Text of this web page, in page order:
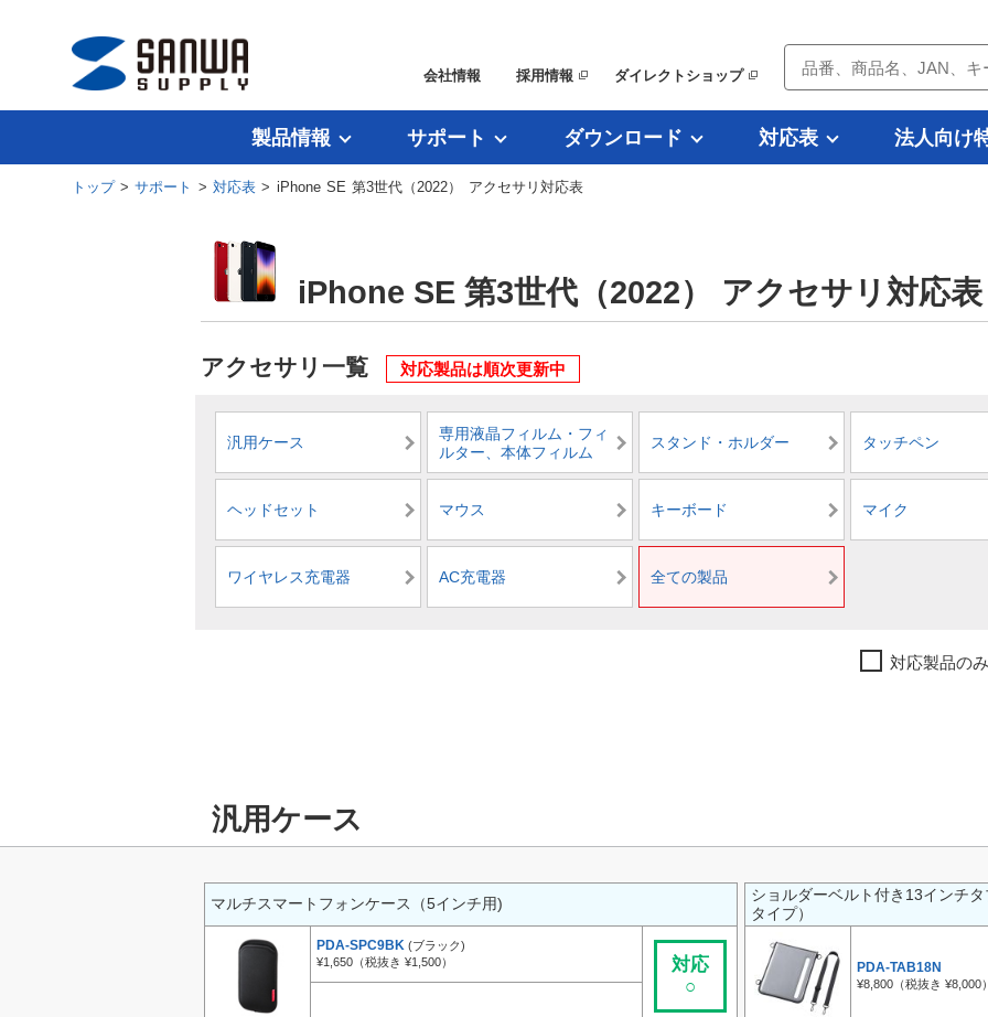
会社情報 採用情報 ダイレクトショップ
製品情報 サポート ダウンロード 対応表 法人向け
トップ>サポート > 対応表> iPhone SE 第3世代（2022） アクセサリ対応表
iPhone SE 第3世代（2022） アクセサリ対応表
アクセサリ一覧 対応製品は順次更新中
汎用ケース
専用液晶フィルム・フィ
ルター、本体フィルム
スタンド・ホルダー タッチペン
ヘッドセット マウス キーボード マイク
ワイヤレス充電器 AC充電器 全ての製品
対応製品の
汎用ケース
マルチスマートフォンケース（5インチ用)
PDA-SPC9BK (ブラック)
¥1,650（税抜き ¥1,500）
対応
○
ショルダーベルト付き13インチ
タイプ）
PDA-TAB18N
¥8,800（税抜き ¥8,000）